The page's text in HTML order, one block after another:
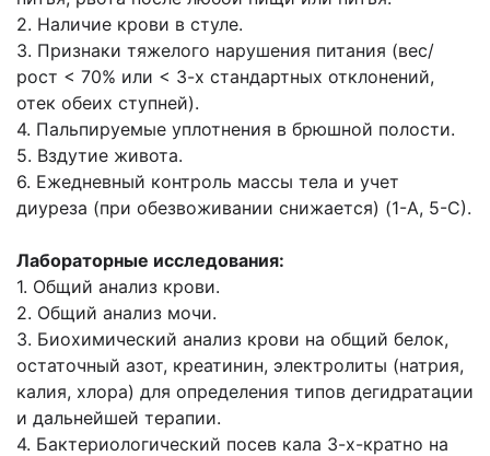
2. Наличие крови в стуле.
3. Признаки тяжелого нарушения питания (вес/
рост < 70% или < 3-х стандартных отклонений,
отек обеих ступней).
4. Пальпируемые уплотнения в брюшной полости.
5. Вздутие живота.
6. Ежедневный контроль массы тела и учет
диуреза (при обезвоживании снижается) (1-А, 5-С).
Лабораторные исследования:
1. Общий анализ крови.
2. Общий анализ мочи.
3. Биохимический анализ крови на общий белок,
остаточный азот, креатинин, электролиты (натрия,
калия, хлора) для определения типов дегидратации
и дальнейшей терапии.
4. Бактериологический посев кала 3-х-кратно на